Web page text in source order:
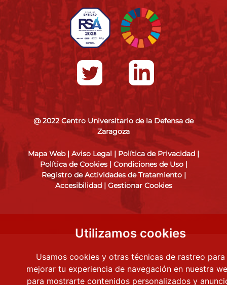
Utilizamos cookies
Usamos cookies y otras técnicas de rastreo para
mejorar tu experiencia de navegación en nuestra
para mostrarte contenidos personalizados y
@ 2022 Centro Universitario de la Defensa de
Zaragoza
Mapa Web| Aviso Legal | Política de Privacidad |
Política de Cookies| Condiciones de Uso|
Registro de Actividades de Tratamiento|
Accesibilidad| Gestionar Cookies